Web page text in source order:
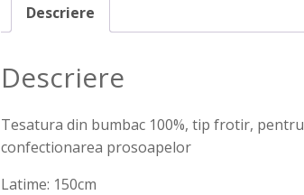
Descriere
Descriere
Tesatura din bumbac 100%, tip frotir, pentru
confectionarea prosoapelor
Latime: 150cm